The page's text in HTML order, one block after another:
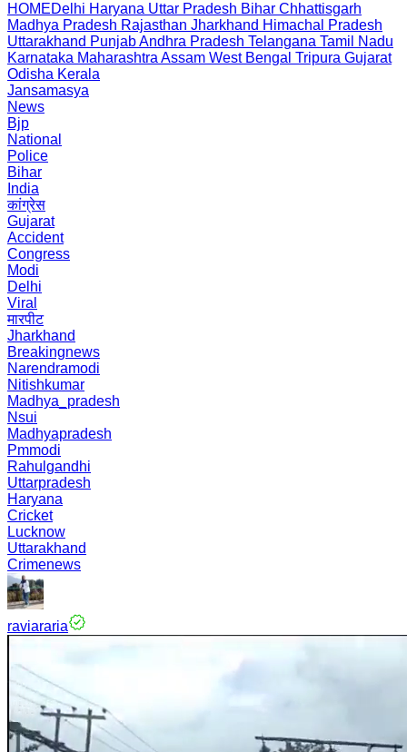
HOMEDelhi Haryana Uttar Pradesh Bihar Chhattisgarh
Madhya Pradesh Rajasthan Jharkhand Himachal Pradesh
Uttarakhand PunjabAndhra Pradesh Telangana Tamil Nadu
Karnataka Maharashtra Assam West Bengal Tripura Gujarat
Odisha Kerala
Jansamasya
News
Bjp
National
Police
Bihar
India
कांग्रेस
Gujarat
Accident
Congress
Modi
Delhi
Viral
मारपीट
Jharkhand
Breakingnews
Narendramodi
Nitishkumar
Madhya_pradesh
Nsui
Madhyapradesh
Pmmodi
Rahulgandhi
Uttarpradesh
Haryana
Cricket
Lucknow
Uttarakhand
Crimenews
raviararia